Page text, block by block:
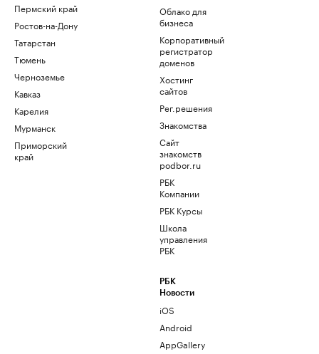
Пермский край
Ростов-на-Дону
Татарстан
Тюмень
Черноземье
Кавказ
Карелия
Мурманск
Приморский
край
Облако для
бизнеса
Корпоративный
регистратор
доменов
Хостинг
сайтов
Рег.решения
Знакомства
Сайт
знакомств
podbor.ru
РБК
Компании
РБК Курсы
Школа
управления
РБК
РБК
Новости
iOS
Android
AppGallery